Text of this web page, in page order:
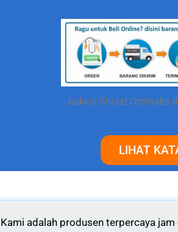
Jadwal Sholat Otomatis
LIHAT
Kami adalah produsen terpercaya